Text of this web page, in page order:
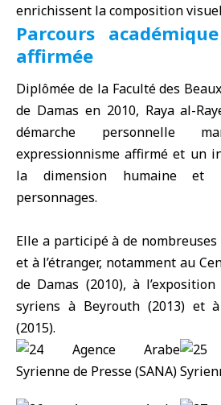
enrichissent la composition
Parcours
affirmée
Diplômée de la Faculté des
de Damas en 2010, Raya al-
démarche personnelle
expressionnisme affirmé et un
la dimension humaine et
personnages.
Elle a participé à de
et à l’étranger, notamment au
de Damas (2010), à
syriens à Beyrouth (2013) et à
(2015).